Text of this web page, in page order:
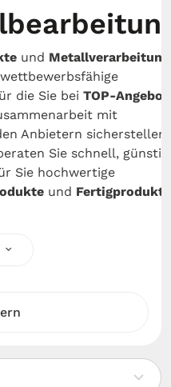
und Metallverarbeitung
die Sie bei TOP-Angebot
mit
Anbietern sicherstellen
Sie schnell, günstig
Sie hochwertige
und Fertigprodukte